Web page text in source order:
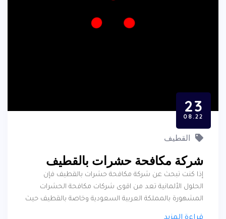
23
08.22
القطيف
شركة مكافحة حشرات بالقطيف
إذا كنت تبحث عن شركة مكافحة حشرات بالقطيف فإن
الحلول الألمانية تعد من اقوى شركات مكافحة الحشرات
المشهورة بالمملكة العربية السعودية وخاصة بالقطيف حيث